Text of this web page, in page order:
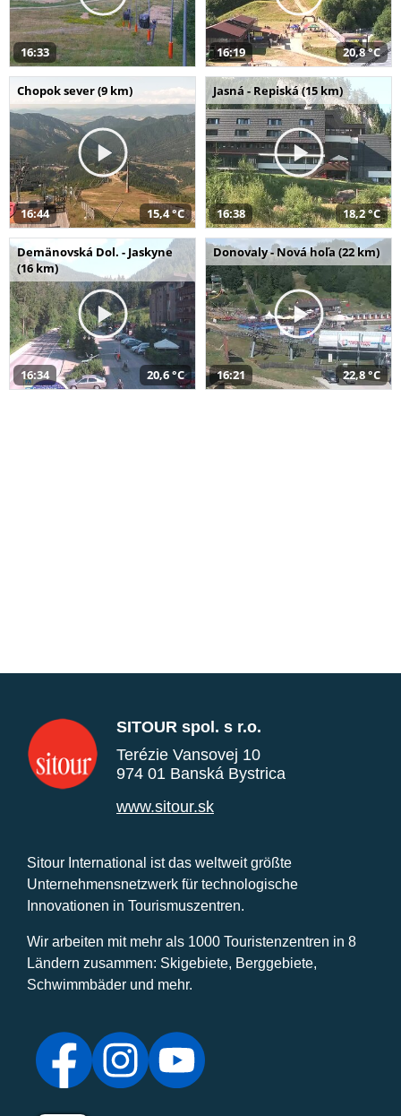
16:33 16:19 20,8 °C
Chopok sever (9 km)
16:44 15,4 °C
Jasná - Repiská (15 km)
16:38 18,2 °C
Demänovská Dol. - Jaskyne
(16 km)
16:34 20,6 °C
Donovaly - Nová hoľa (22 km)
16:21 22,8 °C
SITOUR spol. s r.o.
Terézie Vansovej 10
974 01 Banská Bystrica
www.sitour.sk
Sitour International ist das weltweit größte
Unternehmensnetzwerk für technologische
Innovationen in Tourismuszentren.
Wir arbeiten mit mehr als 1000 Touristenzentren in 8
Ländern zusammen: Skigebiete, Berggebiete,
Schwimmbäder und mehr.